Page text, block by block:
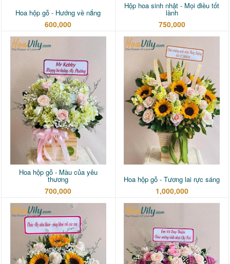
Hoa hộp gỗ - Hướng về nắng
600,000
Hộp hoa sinh nhật - Mọi điều tốt
lành
750,000
Hoa hộp gỗ - Màu của yêu
thương
700,000
Hoa hộp gỗ - Tương lai rực sáng
1,000,000